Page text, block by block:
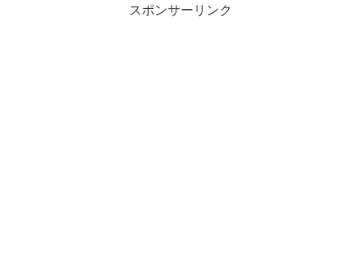
スポンサーリンク